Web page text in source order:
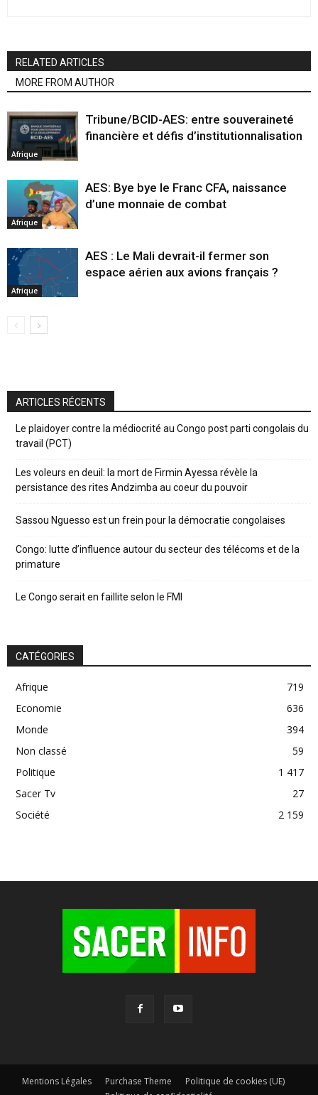
RELATED ARTICLES
MORE FROM AUTHOR
Afrique
Tribune/BCID-AES: entre souveraineté
financière et défis d’institutionnalisation
Afrique
AES: Bye bye le Franc CFA, naissance
d’une monnaie de combat
Afrique
AES : Le Mali devrait-il fermer son
espace aérien aux avions français ?
ARTICLES RÉCENTS
Le plaidoyer contre la médiocrité au Congo post parti congolais du
travail (PCT)
Les voleurs en deuil: la mort de Firmin Ayessa révèle la
persistance des rites Andzimba au coeur du pouvoir
Sassou Nguesso est un frein pour la démocratie congolaises
Congo: lutte d’influence autour du secteur des télécoms et de la
primature
Le Congo serait en faillite selon le FMI
CATÉGORIES
Afrique
719
Economie
636
Monde
394
Non classé
59
Politique
1 417
Sacer Tv
27
Société
2 159
Mentions Légales Purchase Theme
Politique de cookies (UE)